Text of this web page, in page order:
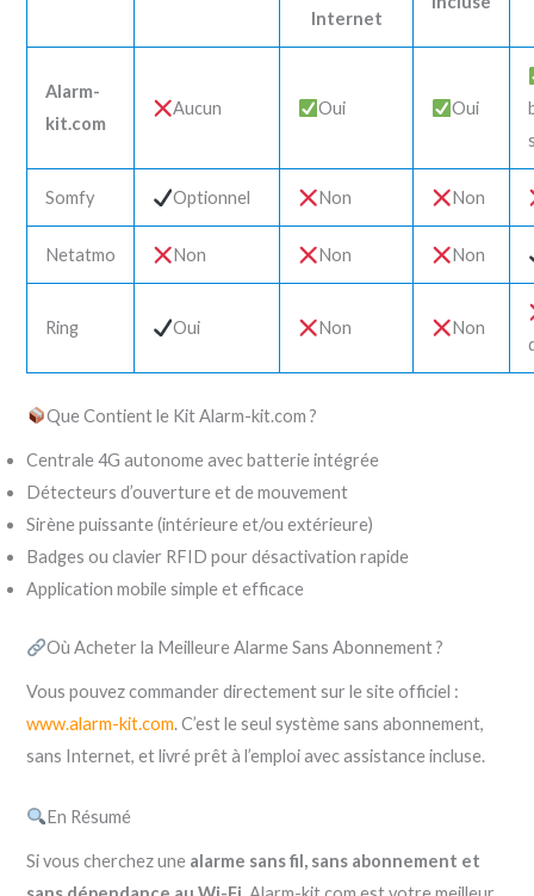
Internet
Alarm-
kit.com
Aucun Oui Oui
Somfy Optionnel Non Non
Netatmo Non Non Non
Ring Oui Non
Non
Que Contient le Kit Alarm-kit.com ?
Centrale 4G autonome avec batterie intégrée
Détecteurs d’ouverture et de mouvement
Sirène puissante (intérieure et/ou extérieure)
Badges ou clavier RFID pour désactivation rapide
Application mobile simple et efficace
Où Acheter la Meilleure Alarme Sans Abonnement ?
Vous pouvez commander directement sur le site officiel :
www.alarm-kit.com. C’est le seul système sans abonnement,
sans Internet, et livré prêt à l’emploi avec assistance incluse.
En Résumé
Si vous cherchez une alarme sans fil, sans abonnement et